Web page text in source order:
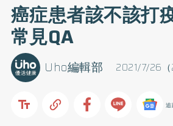
癌症患者該不該打
常見QA
2021/7/26（
Uho編輯部
追